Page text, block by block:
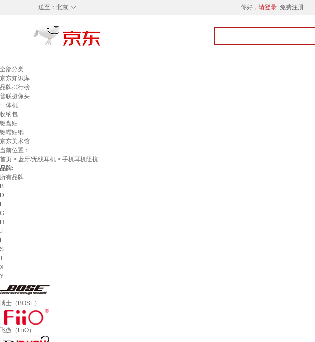
◇
送至： 北京 你好， 请登录 免费注册
全部分类
京东知识库
品牌排行榜
普联摄像头
一体机
收纳包
键盘贴
键帽贴纸
京东美术馆
当前位置：
首页 > 蓝牙/无线耳机 > 手机耳机阻抗
品牌:
所有品牌
B
D
F
G
H
J
L
S
T
X
Y
博士（BOSE）
飞傲（FiiO）